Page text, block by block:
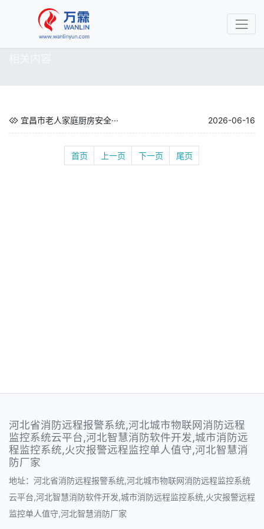
宜昌市老人家庭厨房安全··· 2026-06-16
首页 上一页 下一页 尾页
河北省消防远程报警系统,河北城市物联网消防远程
监控系统云平台,河北智慧消防软件开发,城市消防远
程监控系统,火灾报警远程监控单人值守,河北智慧消
防厂家
地址：河北省消防远程报警系统,河北城市物联网消防远程监控系统
云平台,河北智慧消防软件开发,城市消防远程监控系统,火灾报警远程
监控单人值守,河北智慧消防厂家